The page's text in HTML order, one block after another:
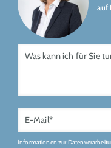
auf
Informationen zur
Gefördert durch